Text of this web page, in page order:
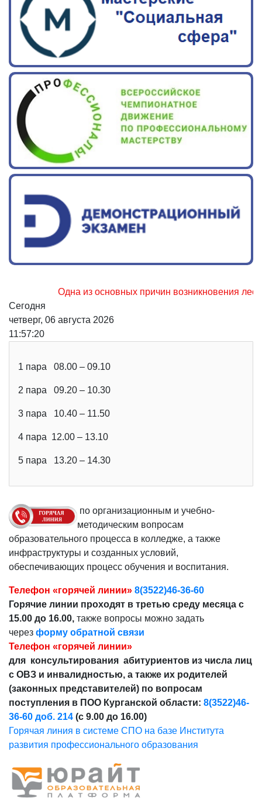
Одна из основных причин возникновения лесных
Сегодня
четверг, 06 августа 2026
11:57:21
1 пара 08.00 – 09.10
2 пара 09.20 – 10.30
3 пара 10.40 – 11.50
4 пара 12.00 – 13.10
5 пара 13.20 – 14.30
по организационным и учебно-
методическим вопросам
образовательного процесса в колледже, а также
инфраструктуры и созданных условий,
обеспечивающих процесс обучения и воспитания.
Телефон «горячей линии» 8(3522)46-36-60
Горячие линии проходят в третью среду месяца с
15.00 до 16.00, также вопросы можно задать
через форму обратной связи
Телефон «горячей линии»
для консультирования абитуриентов из числа лиц
с ОВЗ и инвалидностью, а также их родителей
(законных представителей) по вопросам
поступления в ПОО Курганской области: 8(3522)46-
36-60 доб. 214 (с 9.00 до 16.00)
Горячая линия в системе СПО на базе Института
развития профессионального образования